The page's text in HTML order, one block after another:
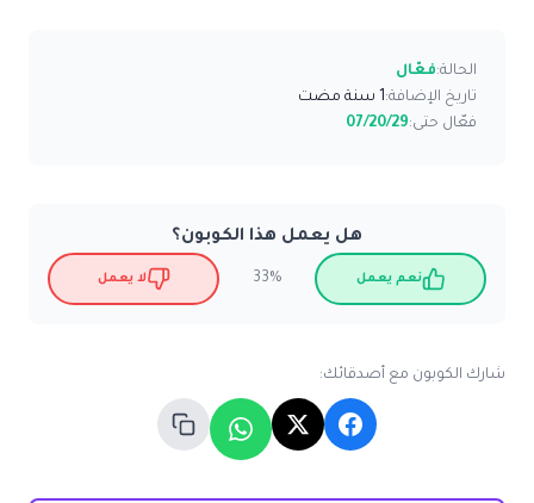
الحالة:فعّال
تاريخ الإضافة:1 سنة مضت
فعّال حتى:07/20/29
هل يعمل هذا الكوبون؟
نعم يعمل 33% لا يعمل
شارك الكوبون مع أصدقائك: